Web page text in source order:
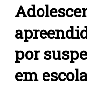
por
em